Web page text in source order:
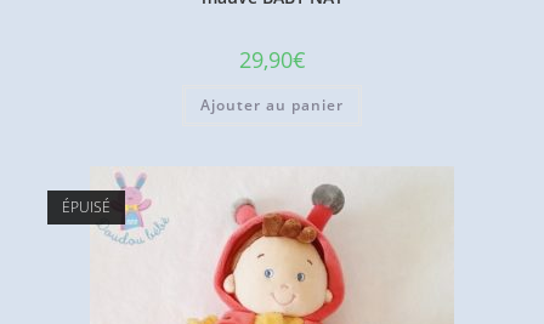
29,90€
Ajouter au panier
ÉPUISÉ